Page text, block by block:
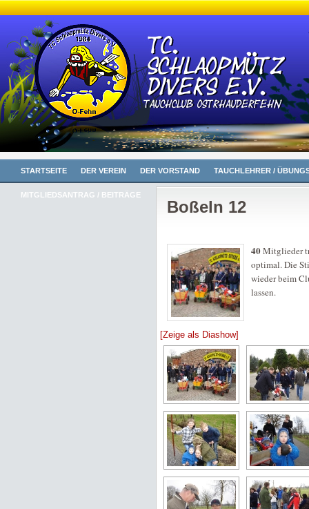
STARTSEITE DER VEREIN DER VORSTAND TAUCHLEHRER /
MITGLIEDSANTRAG / BEITRÄGE
Boßeln 12
40Mitglieder
optimal. Die
wieder beim
lassen.
[Zeige als Diashow]